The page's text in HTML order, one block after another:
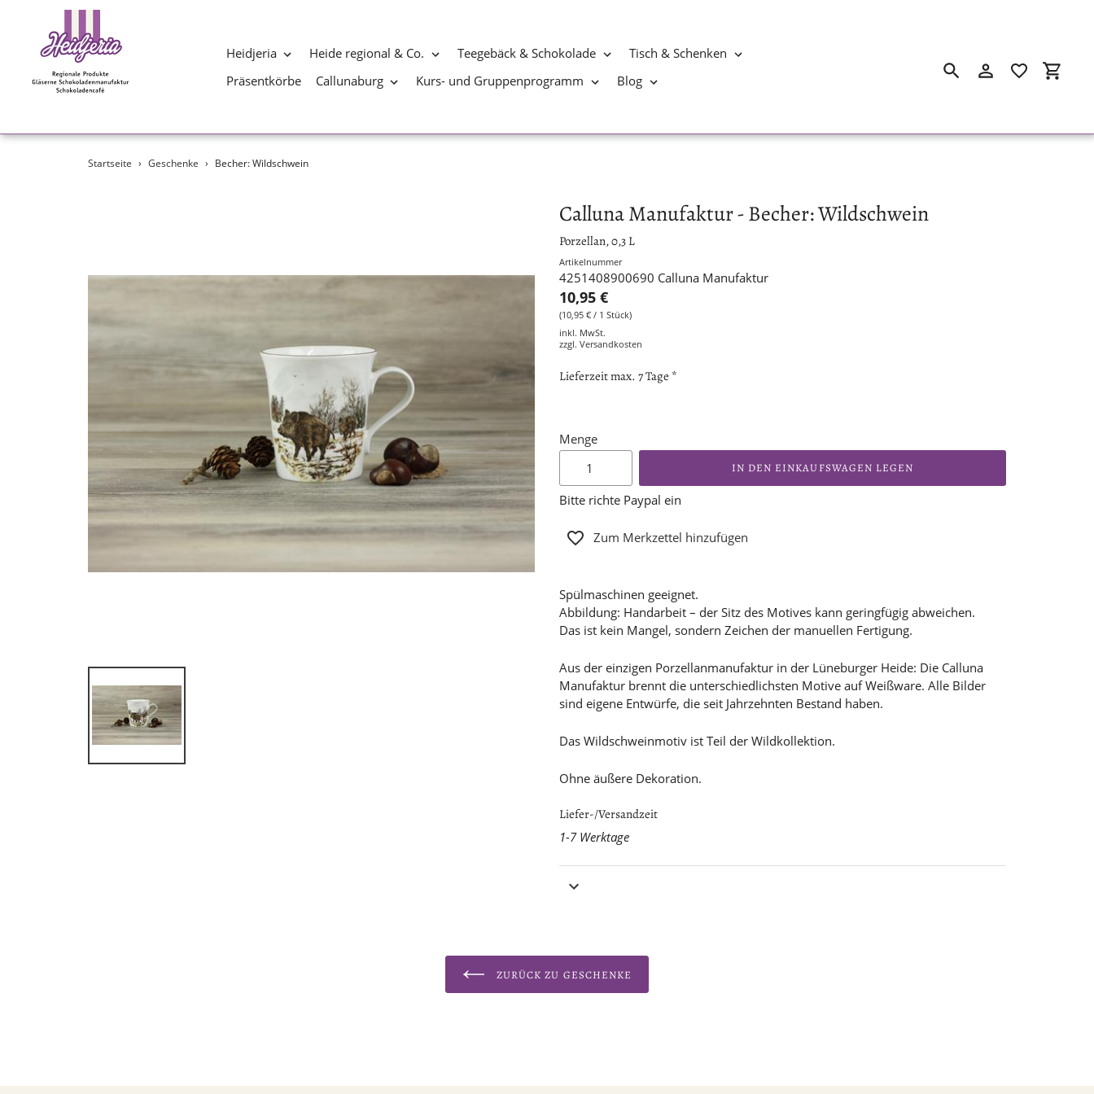
Heidjeria Heide regional & Co. Teegebäck & Schokolade
Tisch & Schenken
Präsentkörbe
Callunaburg Kurs- und Gruppenprogramm Blog SuchenEinloggen
Startseite › Geschenke › Becher: Wildschwein
Calluna Manufaktur - Becher: Wildschwein
Porzellan, 0,3 L
Artikelnummer
4251408900690 Calluna Manufaktur
10,95 €
(10,95 € / 1 Stück)
inkl. MwSt.
zzgl. Versandkosten
Lieferzeit max. 7 Tage *
Menge
IN DEN EINKAUFSWAGEN LEGEN
Bitte richte Paypal ein
Zum Merkzettel hinzufügen
Spülmaschinen geeignet.
Abbildung: Handarbeit – der Sitz des Motives kann geringfügig abweichen.
Das ist kein Mangel, sondern Zeichen der manuellen Fertigung.
Aus der einzigen Porzellanmanufaktur in der Lüneburger Heide: Die Calluna
Manufaktur brennt die unterschiedlichsten Motive auf Weißware. Alle Bilder
sind eigene Entwürfe, die seit Jahrzehnten Bestand haben.
Das Wildschweinmotiv ist Teil der Wildkollektion.
Ohne äußere Dekoration.
Liefer-/Versandzeit
1-7 Werktage
ZURÜCK ZU GESCHENKE